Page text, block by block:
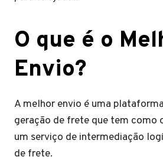
O que é o
Envio?
A melhor envio é uma
geração de frete que tem como
um serviço de intermediação
de frete.